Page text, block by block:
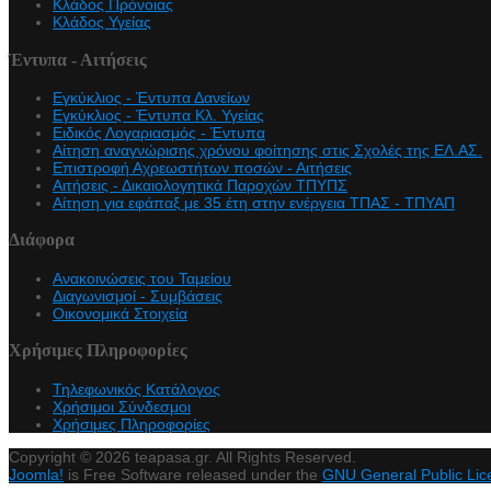
Cookie Consent plugin for the EU cookie
Κλάδος Πρόνοιας
Κλάδος Υγείας
Έντυπα - Αιτήσεις
Εγκύκλιος - Έντυπα Δανείων
Εγκύκλιος - Έντυπα Κλ. Υγείας
Eιδικός Λογαριασμός - Έντυπα
Αίτηση αναγνώρισης χρόνου φοίτησης στις Σχολές της ΕΛ.ΑΣ.
Επιστροφή Αχρεωστήτων ποσών - Αιτήσεις
Αιτήσεις - Δικαιολογητικά Παροχών ΤΠΥΠΣ
Αίτηση για εφάπαξ με 35 έτη στην ενέργεια ΤΠΑΣ - ΤΠΥΑΠ
Διάφορα
Ανακοινώσεις του Ταμείου
Διαγωνισμοί - Συμβάσεις
Οικονομικά Στοιχεία
Χρήσιμες Πληροφορίες
Τηλεφωνικός Κατάλογος
Χρήσιμοι Σύνδεσμοι
Χρήσιμες Πληροφορίες
Copyright © 2026 teapasa.gr. All Rights Reserved.
Joomla! is Free Software released under the GNU General Public